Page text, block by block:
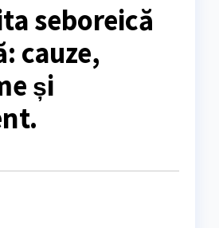
seboreică
cauze,
și